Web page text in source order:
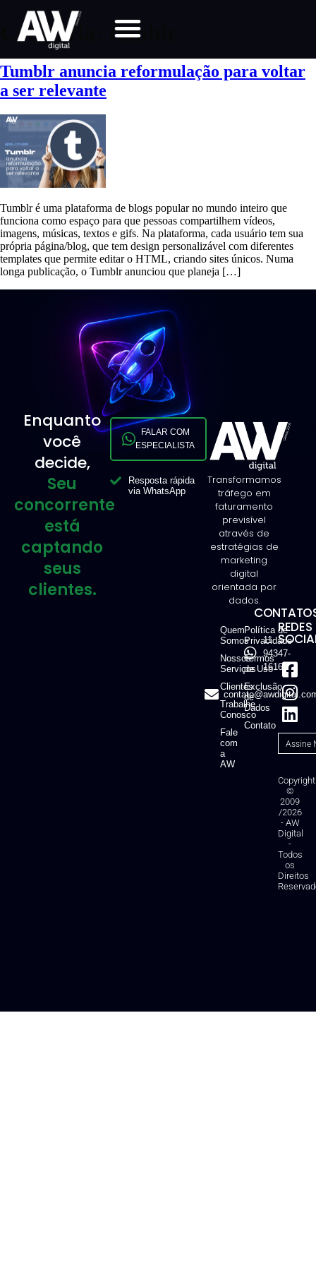
Categoria: tumblr
Tumblr anuncia reformulação para voltar
a ser relevante
Tumblr é uma plataforma de blogs popular no mundo inteiro que
funciona como espaço para que pessoas compartilhem vídeos,
imagens, músicas, textos e gifs. Na plataforma, cada usuário tem sua
própria página/blog, que tem design personalizável com diferentes
templates que permite editar o HTML, criando sites únicos. Numa
longa publicação, o Tumblr anunciou que planeja […]
Enquanto
você
decide,
Seu
concorrente
está
captando
seus
clientes.
FALAR COM
ESPECIALISTA
Resposta rápida
via WhatsApp
Transformamos
tráfego em
faturamento
previsível
através de
estratégias de
marketing
digital
orientada por
dados.
Quem
Somos
Nossos
Serviços
Clientes
Trabalhe
Conosco
Fale
com
a
AW
Política de
Privacidade
Termos
de Uso
Exclusão
de
Dados
Contato
11
94347-
1616
REDES
Copyright
©
2009
/2026
- AW
Digital
-
Todos
os
Direitos